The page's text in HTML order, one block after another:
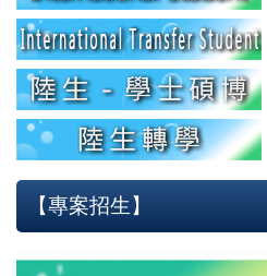
【專案招生】